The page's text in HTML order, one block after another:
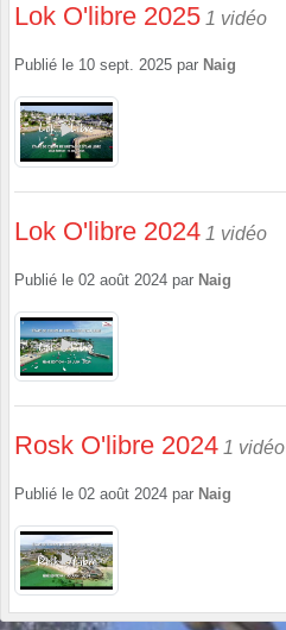
Lok O'libre 2025 1 vidéo
Publié le 10 sept. 2025 par Naig
Lok O'libre 2024 1 vidéo
Publié le 02 août 2024 par Naig
Rosk O'libre 2024 1 vidéo
Publié le 02 août 2024 par Naig